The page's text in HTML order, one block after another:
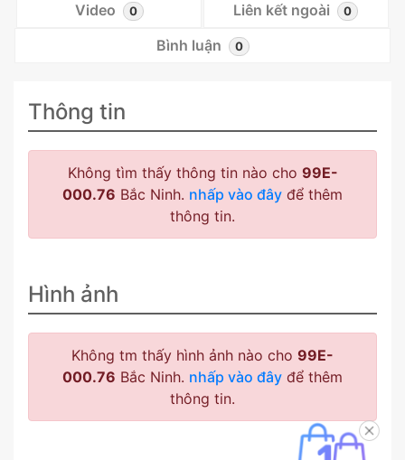
Video 0 Liên kết ngoài 0
Bình luận 0
Thông tin
Không tìm thấy thông tin nào cho 99E-
000.76 Bắc Ninh. nhấp vào đây để thêm
thông tin.
Hình ảnh
Không tm thấy hình ảnh nào cho 99E-
000.76 Bắc Ninh. nhấp vào đây để thêm
thông tin.